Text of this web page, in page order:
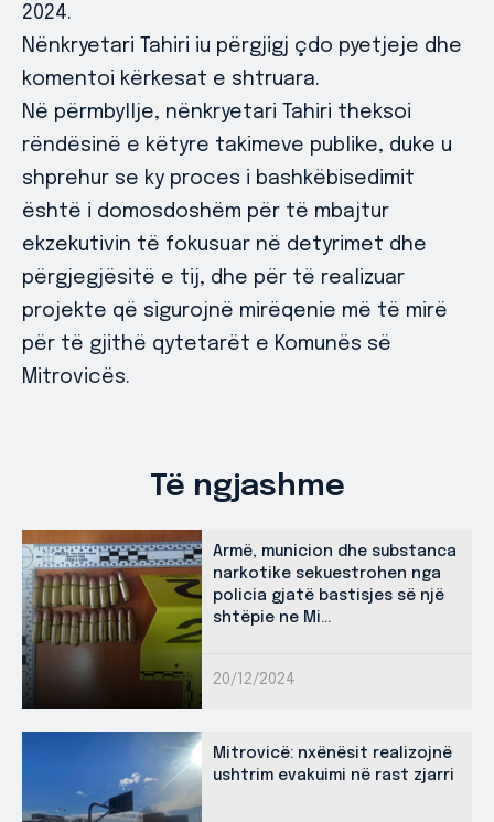
2024.
Nënkryetari Tahiri iu përgjigj çdo pyetjeje dhe
komentoi kërkesat e shtruara.
Në përmbyllje, nënkryetari Tahiri theksoi
rëndësinë e këtyre takimeve publike, duke u
shprehur se ky proces i bashkëbisedimit
është i domosdoshëm për të mbajtur
ekzekutivin të fokusuar në detyrimet dhe
përgjegjësitë e tij, dhe për të realizuar
projekte që sigurojnë mirëqenie më të mirë
për të gjithë qytetarët e Komunës së
Mitrovicës.
Të ngjashme
Armë, municion dhe substanca
narkotike sekuestrohen nga
policia gjatë bastisjes së një
shtëpie ne Mi...
20/12/2024
Mitrovicë: nxënësit realizojnë
ushtrim evakuimi në rast zjarri